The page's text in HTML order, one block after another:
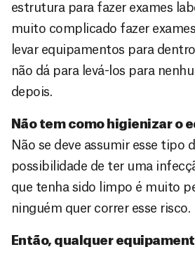
estrutura para fazer exames
muito complicado fazer
levar equipamentos para
não dá para levá-los para
depois.
Não tem como higienizar o
Não se deve assumir esse tipo
possibilidade de ter uma
que tenha sido limpo é muito
ninguém quer correr esse risco.
Então, qualquer